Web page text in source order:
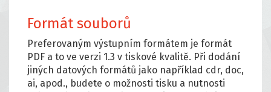
Formát souborů
Preferovaným výstupním formátem je formát
PDF a to ve verzi 1.3 v tiskové kvalitě. Při dodání
jiných datových formátů jako například cdr, doc,
ai, apod., budete o možnosti tisku a nutnosti